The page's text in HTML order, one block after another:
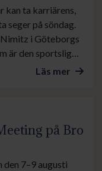
kan ta karriärens,
seger på söndag.
i Göteborgs
är den sportsliga
banans stora
Läs mer
på Bro
den 7–9 augusti